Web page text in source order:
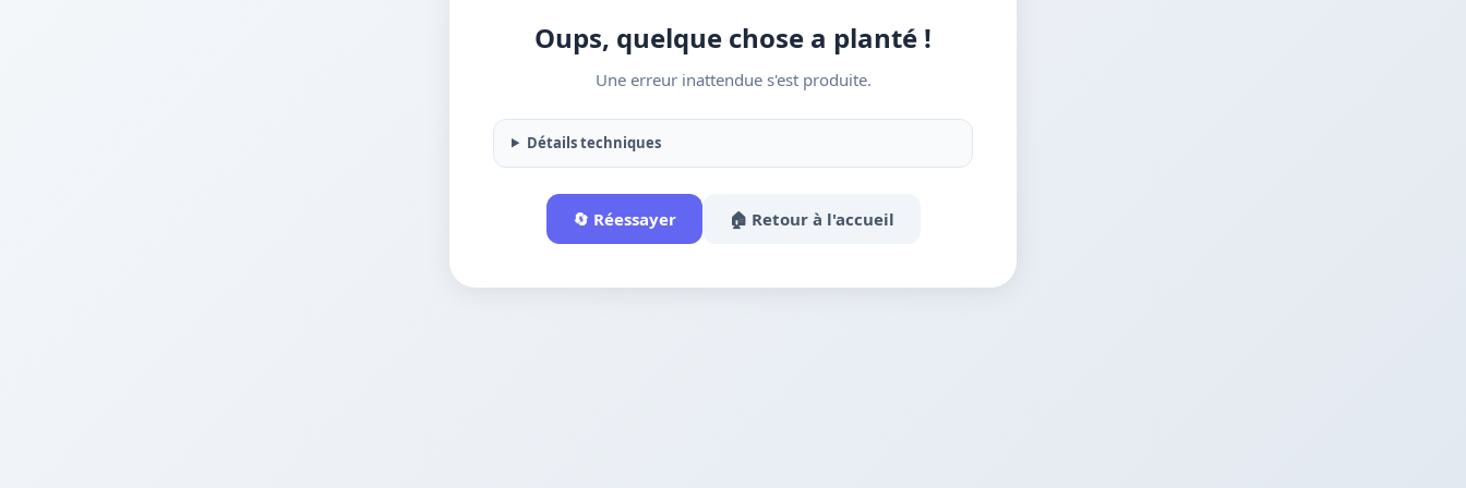
Oups, quelque chose a planté !
Une erreur inattendue s'est produite.
Détails techniques
🔄 Réessayer 🏠 Retour à l'accueil